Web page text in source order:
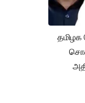
தமிழக